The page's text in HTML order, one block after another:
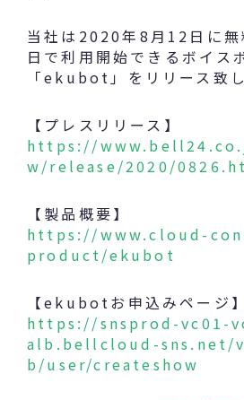
当社は2020年8月12日に無
日で利用開始できるボイス
「ekubot」をリリース致し
【プレスリリース】
https://
w/release/2020/
【製品概要】
https://www.cloud-
product/ekubot
【ekubotお申込みページ】
https://snsprod-vc01-
alb.bellcloud-sns.net/
b/user/createshow